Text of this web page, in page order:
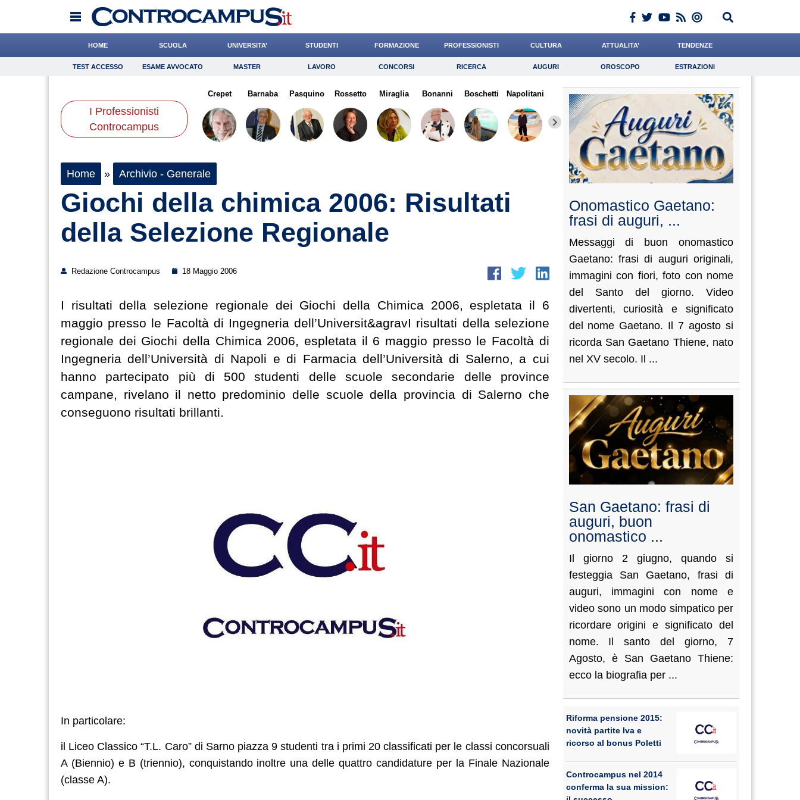
HOME SCUOLA UNIVERSITA’ STUDENTI FORMAZIONE PROFESSIONISTI CULTURA ATTUALITA’ TENDENZE
TEST ACCESSO Esame Avvocato Master Lavoro Concorsi Ricerca Auguri Oroscopo Estrazioni
Consigli Risparmio Diritto Economia Giornalista Lavoro Psicologia
Scienze
TEST ACCESSO ESAME AVVOCATO MASTER LAVORO CONCORSI RICERCA AUGURI OROSCOPO ESTRAZIONI
I Professionisti
Controcampus
Crepet Barnaba Pasquino Rossetto Miraglia Bonanni Boschetti Napolitani Gelisio Alemanno Quaglia Cocchi Tassone
Home » Archivio - Generale
Giochi della chimica 2006: Risultati
della Selezione Regionale
Redazione Controcampus 18 Maggio 2006
I risultati della selezione regionale dei Giochi della Chimica 2006, espletata il 6
maggio presso le Facoltà di Ingegneria dell’Universit&agravI risultati della selezione
regionale dei Giochi della Chimica 2006, espletata il 6 maggio presso le Facoltà di
Ingegneria dell’Università di Napoli e di Farmacia dell’Università di Salerno, a cui
hanno partecipato più di 500 studenti delle scuole secondarie delle province
campane, rivelano il netto predominio delle scuole della provincia di Salerno che
conseguono risultati brillanti.
In particolare:
il Liceo Classico “T.L. Caro” di Sarno piazza 9 studenti tra i primi 20 classificati per le classi concorsuali
A (Biennio) e B (triennio), conquistando inoltre una delle quattro candidature per la Finale Nazionale
(classe A).
Onomastico Gaetano:
frasi di auguri, ...
Messaggi di buon onomastico
Gaetano: frasi di auguri originali,
immagini con fiori, foto con nome
del Santo del giorno. Video
divertenti, curiosità e significato
del nome Gaetano. Il 7 agosto si
ricorda San Gaetano Thiene, nato
nel XV secolo. Il ...
San Gaetano: frasi di
auguri, buon
onomastico ...
Il giorno 2 giugno, quando si
festeggia San Gaetano, frasi di
auguri, immagini con nome e
video sono un modo simpatico per
ricordare origini e significato del
nome. Il santo del giorno, 7
Agosto, è San Gaetano Thiene:
ecco la biografia per ...
Riforma pensione 2015:
novità partite Iva e
ricorso al bonus Poletti
Controcampus nel 2014
conferma la sua mission: